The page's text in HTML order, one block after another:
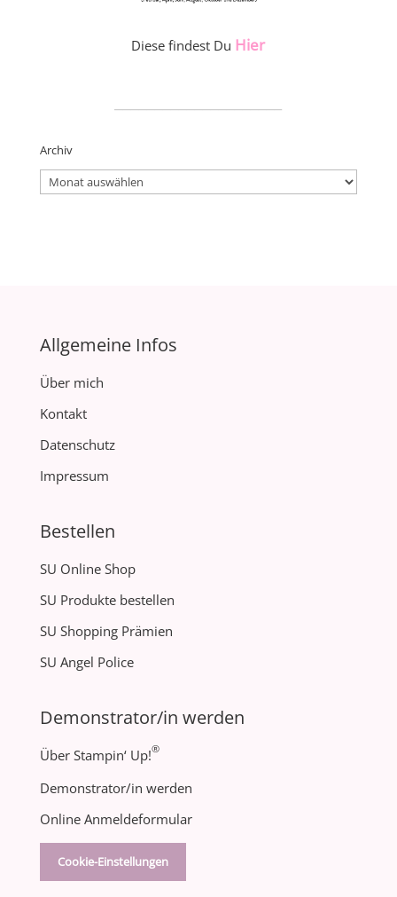
Diese findest Du Hier
Archiv
Archiv
Allgemeine Infos
Über mich
Kontakt
Datenschutz
Impressum
Bestellen
SU Online Shop
SU Produkte bestellen
SU Shopping Prämien
SU Angel Police
Demonstrator/in werden
Über Stampin‘ Up!®
Demonstrator/in werden
Online Anmeldeformular
Cookie-Einstellungen